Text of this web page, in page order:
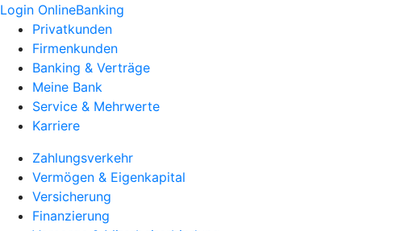
Login OnlineBanking
Privatkunden
Firmenkunden
Banking & Verträge
Meine Bank
Service & Mehrwerte
Karriere
Zahlungsverkehr
Vermögen & Eigenkapital
Versicherung
Finanzierung